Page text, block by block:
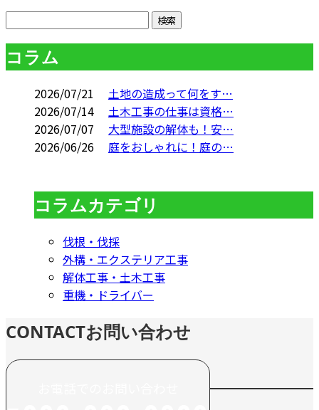
コラム
2026/07/21
土地の造成って何をす…
2026/07/14
土木工事の仕事は資格…
2026/07/07
大型施設の解体も！安…
2026/06/26
庭をおしゃれに！庭の…
コラムカテゴリ
伐根・伐採
外構・エクステリア工事
解体工事・土木工事
重機・ドライバー
CONTACTお問い合わせ